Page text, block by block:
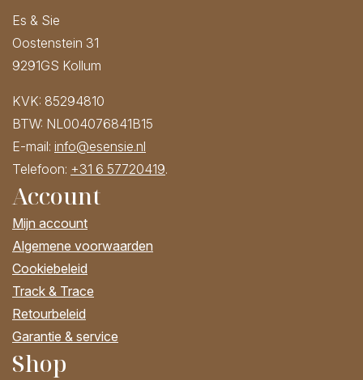
Es & Sie
Oostenstein 31
9291GS Kollum
KVK: 85294810
BTW: NL004076841B15
E-mail: info@esensie.nl
Telefoon: +31 6 57720419.
Account
Mijn account
Algemene voorwaarden
Cookiebeleid
Track & Trace
Retourbeleid
Garantie & service
Shop